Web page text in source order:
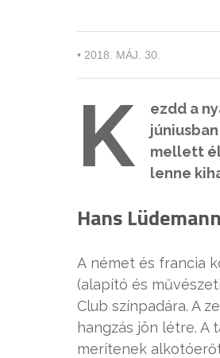
• 2018. MÁJ. 30.
K ezdd a
mellett
lenne
Hans
A német és francia
(alapító és
Club színpadára. A
hangzás jön létre.
merítenek